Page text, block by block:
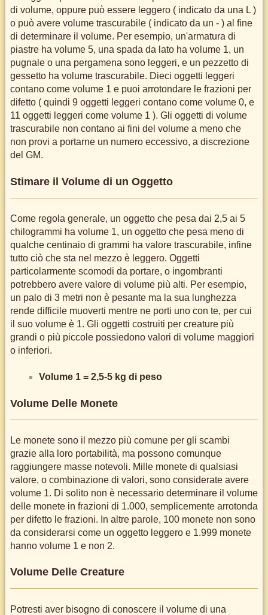
di volume, oppure può essere leggero ( indicato da una L )
o può avere volume trascurabile ( indicato da un - ) al fine
di determinare il volume. Per esempio, un'armatura di
piastre ha volume 5, una spada da lato ha volume 1, un
pugnale o una pergamena sono leggeri, e un pezzetto di
gessetto ha volume trascurabile. Dieci oggetti leggeri
contano come volume 1 e puoi arrotondare le frazioni per
difetto ( quindi 9 oggetti leggeri contano come volume 0, e
11 oggetti leggeri come volume 1 ). Gli oggetti di volume
trascurabile non contano ai fini del volume a meno che
non provi a portarne un numero eccessivo, a discrezione
del GM.
Stimare il Volume di un Oggetto
Come regola generale, un oggetto che pesa dai 2,5 ai 5
chilogrammi ha volume 1, un oggetto che pesa meno di
qualche centinaio di grammi ha valore trascurabile, infine
tutto ciò che sta nel mezzo è leggero. Oggetti
particolarmente scomodi da portare, o ingombranti
potrebbero avere valore di volume più alti. Per esempio,
un palo di 3 metri non è pesante ma la sua lunghezza
rende difficile muoverti mentre ne porti uno con te, per cui
il suo volume è 1. Gli oggetti costruiti per creature più
grandi o più piccole possiedono valori di volume maggiori
o inferiori.
Volume 1 = 2,5-5 kg di peso
Volume Delle Monete
Le monete sono il mezzo più comune per gli scambi
grazie alla loro portabilità, ma possono comunque
raggiungere masse notevoli. Mille monete di qualsiasi
valore, o combinazione di valori, sono considerate avere
volume 1. Di solito non è necessario determinare il volume
delle monete in frazioni di 1.000, semplicemente arrotonda
per difetto le frazioni. In altre parole, 100 monete non sono
da considerarsi come un oggetto leggero e 1.999 monete
hanno volume 1 e non 2.
Volume Delle Creature
Potresti aver bisogno di conoscere il volume di una